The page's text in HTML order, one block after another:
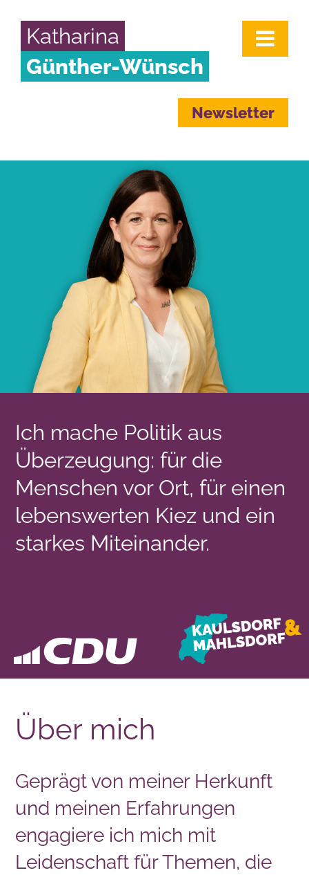
Katharina
Günther-Wünsch
Newsletter
Ich mache Politik aus
Überzeugung: für die
Menschen vor Ort, für einen
lebenswerten Kiez und ein
starkes Miteinander.
Über mich
Geprägt von meiner Herkunft
und meinen Erfahrungen
engagiere ich mich mit
Leidenschaft für Themen, die